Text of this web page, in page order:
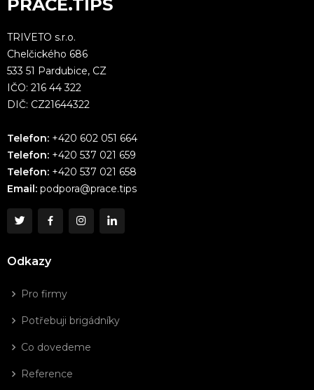
PRÁCE.TIPS
TRIVETO s.r.o.
Chelčického 686
533 51 Pardubice, CZ
IČO: 216 44 322
DIČ: CZ21644322
Telefon: +420 602 051 664
Telefon: +420 537 021 659
Telefon: +420 537 021 658
Email: podpora@prace.tips
Odkazy
Pro firmy
Potřebuji brigádníky
Co dovedeme
Reference